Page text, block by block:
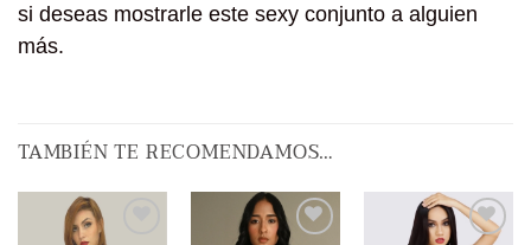
si deseas mostrarle este sexy conjunto a alguien
más.
TAMBIÉN TE RECOMENDAMOS…